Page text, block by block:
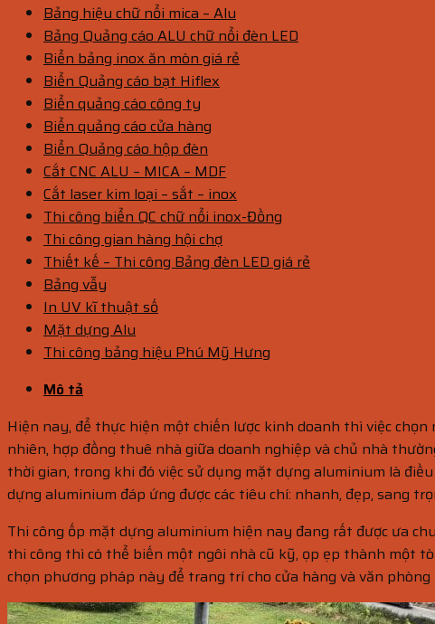
Bảng hiệu chữ nổi mica – Alu
Bảng Quảng cáo ALU chữ nổi đèn LED
Biển bảng inox ăn mòn giá rẻ
Biển Quảng cáo bạt Hiflex
Biển quảng cáo công ty
Biển quảng cáo cửa hàng
Biển Quảng cáo hộp đèn
Cắt CNC ALU – MICA – MDF
Cắt laser kim loại – sắt – inox
Thi công biển QC chữ nổi inox-Đồng
Thi công gian hàng hội chợ
Thiết kế – Thi công Bảng đèn LED giá rẻ
Bảng vẫy
In UV kĩ thuật số
Mặt dựng Alu
Thi công bảng hiệu Phú Mỹ Hưng
Mô tả
Hiện nay, để thực hiện một chiến lược kinh doanh thì việc
nhiên, hợp đồng thuê nhà giữa doanh nghiệp và chủ nhà
thời gian, trong khi đó việc sử dụng mặt dựng aluminium là
dựng aluminium đáp ứng được các tiêu chí: nhanh, đẹp, sang
Thi công ốp mặt dựng aluminium hiện nay đang rất được ưa
thi công thì có thể biến một ngôi nhà cũ kỹ, ọp ẹp thành một
chọn phương pháp này để trang trí cho cửa hàng và văn phòng